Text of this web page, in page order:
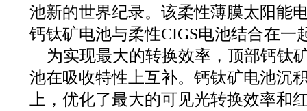
池新的世界纪录。该柔性薄膜太阳能
钙钛矿电池与柔性CIGS电池结合在一
为实现最大的转换效率，顶部钙钛
池在吸收特性上互补。钙钛矿电池沉
上，优化了最大的可见光转换效率和